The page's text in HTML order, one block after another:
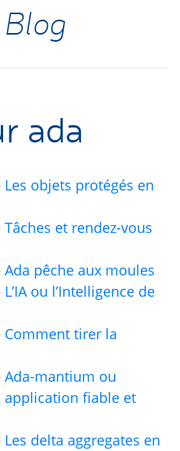
ada
Les objets protégés en
Tâches et rendez-vous
Ada pêche aux moules
L’IAou l’Intelligence de
Comment tirer la
Ada-mantium ou
fiable et
Les delta aggregates en